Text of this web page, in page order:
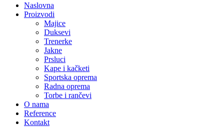
Naslovna
Proizvodi
Majice
Duksevi
Trenerke
Jakne
Prsluci
Kape i kačketi
Sportska oprema
Radna oprema
Torbe i rančevi
O nama
Reference
Kontakt